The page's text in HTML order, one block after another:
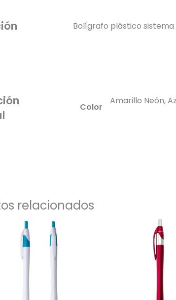
Bolígrafo plástico
Color
Amarillo Neón,
relacionados